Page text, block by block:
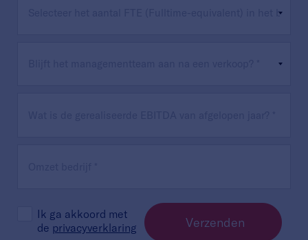
Ik ga akkoord met
de privacyverklaring Verzenden